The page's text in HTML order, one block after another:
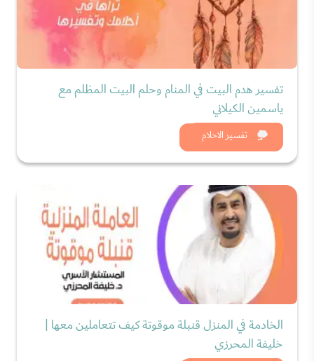
تفسير الاحلام
تفسير هدم البيت في المنام وحلم البيت المظلم مع
ياسمين الكيلاني
شاهد الان
الخادمة في المنزل قنبلة موقوتة كيف تتعاملين معها |
خليفة المحرزي